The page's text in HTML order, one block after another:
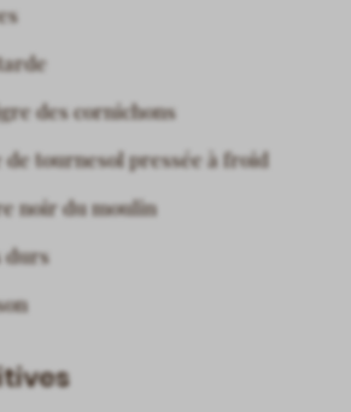
des cornichons
de tournesol pressée à froid
noir du moulin